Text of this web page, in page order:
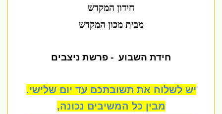
חידון המקדש
מבית מכון המקדש
חידת השבוע - פרשת ניצבים
יש לשלוח את תשובתכם עד יום שלישי.
מבין כל המשיבים נכונה,